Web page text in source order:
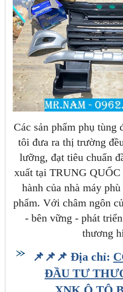
Các sản phẩm phụ tùng
tôi đưa ra thị trường
lưỡng, đạt tiêu chuẩn
xuất tại TRUNG
hành của nhà máy
phẩm. Với châm ngôn
- bên vững - phát
thương
📌📌📌 Địa chỉ:
ĐẦU TƯ